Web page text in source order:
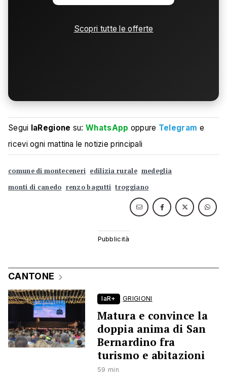
Scopri tutte le offerte
Segui laRegione su:WhatsApp oppure Telegram e
ricevi ogni mattina le notizie principali
comune di monteceneri edilizia rurale medeglia
monti di canedo renzo bagutti troggiano
CANTONE
laR+ GRIGIONI
Matura e convince la
doppia anima di San
Bernardino fra
turismo e abitazioni
59 min